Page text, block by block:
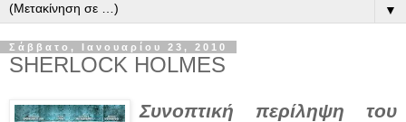
▼
Σάββατο, Ιανουαρίου 23, 2010
SHERLOCK HOLMES
Συνοπτική περίληψη του